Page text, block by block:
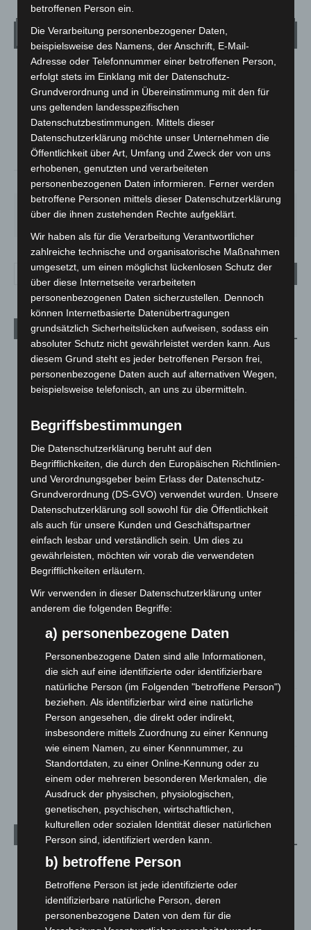
Wetter
LANGENHAGEN
Klarer Himmel
18.5°C
17.7°
69% 1.8m/s 9%
27 ° 34° 28° 22°
Aktuelle Beiträge
Kunst trifft Weingenuss: Barbara-Susann Mehring zeigt ihre
Werke im Jacques’ Wein-Depot Isernhagen
8. August 2026
und Bothfeld
8. August 2026
Niedersachsen: Feuerwehrkräfte kehren nach
Waldbrandeinsatz aus Spanien zurück
7. August 2026
Hannover: Erste Tigermücken-Population in Niedersachsen
entdeckt
7. August 2026
Region Hannover: 21 neue Notfallsanitäter starten beim
Roten Kreuz
5. August 2026
Mann läuft mit Hockeyschläger über A7 – Polizei sucht
Zeugen
5. August 2026
Celle: Mensch stirbt bei Bagger-Unfall auf Baustelle
5. August 2026
Kategorien
Blaulicht
Corona-News
Hannover und Region
betroffenen Person ein.
Die Verarbeitung personenbezogener Daten,
beispielsweise des Namens, der Anschrift, E-Mail-
Adresse oder Telefonnummer einer betroffenen Person,
erfolgt stets im Einklang mit der Datenschutz-
Grundverordnung und in Übereinstimmung mit den für
uns geltenden landesspezifischen
Datenschutzbestimmungen. Mittels dieser
Datenschutzerklärung möchte unser Unternehmen die
Öffentlichkeit über Art, Umfang und Zweck der von uns
erhobenen, genutzten und verarbeiteten
personenbezogenen Daten informieren. Ferner werden
betroffene Personen mittels dieser Datenschutzerklärung
über die ihnen zustehenden Rechte aufgeklärt.
Wir haben als für die Verarbeitung Verantwortlicher
zahlreiche technische und organisatorische Maßnahmen
umgesetzt, um einen möglichst lückenlosen Schutz der
über diese Internetseite verarbeiteten
personenbezogenen Daten sicherzustellen. Dennoch
können Internetbasierte Datenübertragungen
grundsätzlich Sicherheitslücken aufweisen, sodass ein
absoluter Schutz nicht gewährleistet werden kann. Aus
diesem Grund steht es jeder betroffenen Person frei,
personenbezogene Daten auch auf alternativen Wegen,
beispielsweise telefonisch, an uns zu übermitteln.
Begriffsbestimmungen
Die Datenschutzerklärung beruht auf den
Begrifflichkeiten, die durch den Europäischen Richtlinien-
und Verordnungsgeber beim Erlass der Datenschutz-
Grundverordnung (DS-GVO) verwendet wurden. Unsere
Datenschutzerklärung soll sowohl für die Öffentlichkeit
als auch für unsere Kunden und Geschäftspartner
einfach lesbar und verständlich sein. Um dies zu
gewährleisten, möchten wir vorab die verwendeten
Begrifflichkeiten erläutern.
Wir verwenden in dieser Datenschutzerklärung unter
anderem die folgenden Begriffe:
a) personenbezogene Daten
Personenbezogene Daten sind alle Informationen,
die sich auf eine identifizierte oder identifizierbare
natürliche Person (im Folgenden "betroffene Person")
beziehen. Als identifizierbar wird eine natürliche
Person angesehen, die direkt oder indirekt,
insbesondere mittels Zuordnung zu einer Kennung
wie einem Namen, zu einer Kennnummer, zu
Standortdaten, zu einer Online-Kennung oder zu
einem oder mehreren besonderen Merkmalen, die
Ausdruck der physischen, physiologischen,
genetischen, psychischen, wirtschaftlichen,
kulturellen oder sozialen Identität dieser natürlichen
Person sind, identifiziert werden kann.
b) betroffene Person
Betroffene Person ist jede identifizierte oder
identifizierbare natürliche Person, deren
personenbezogene Daten von dem für die